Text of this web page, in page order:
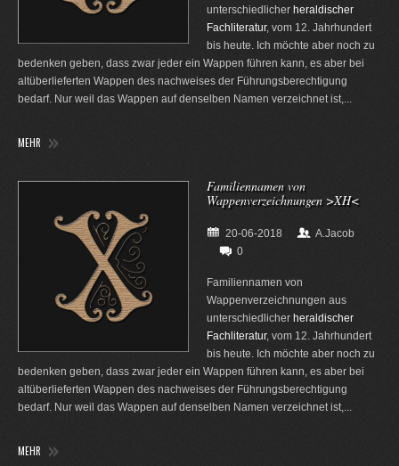
unterschiedlicher heraldischer
Fachliteratur, vom 12. Jahrhundert
bis heute. Ich möchte aber noch zu
bedenken geben, dass zwar jeder ein Wappen führen kann, es aber bei
altüberlieferten Wappen des nachweises der Führungsberechtigung
bedarf. Nur weil das Wappen auf denselben Namen verzeichnet ist,...
MEHR
Familiennamen von
Wappenverzeichnungen >XH<
20-06-2018
A.Jacob
0
Familiennamen von
Wappenverzeichnungen aus
unterschiedlicher heraldischer
Fachliteratur, vom 12. Jahrhundert
bis heute. Ich möchte aber noch zu
bedenken geben, dass zwar jeder ein Wappen führen kann, es aber bei
altüberlieferten Wappen des nachweises der Führungsberechtigung
bedarf. Nur weil das Wappen auf denselben Namen verzeichnet ist,...
MEHR